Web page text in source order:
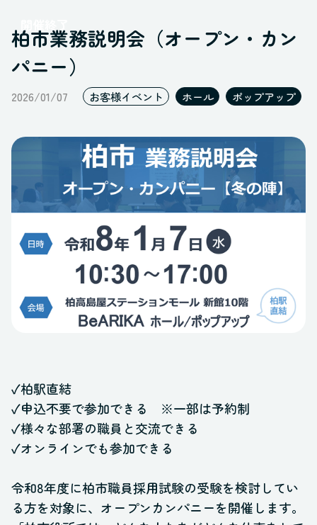
すべてのステータス
ポップアップ
ギャラリー
ブース
柏市業務説明会（オープン・カン
パニー）
2026/01/07 お客様イベント ホール ポップアップ
✓柏駅直結
✓申込不要で参加できる ※一部は予約制
✓様々な部署の職員と交流できる
✓オンラインでも参加できる
令和8年度に柏市職員採用試験の受験を検討してい
る方を対象に、オープンカンパニーを開催します。